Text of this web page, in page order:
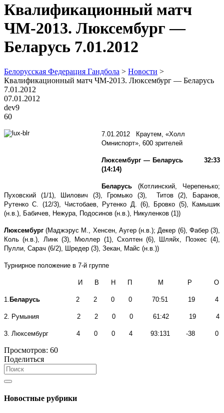
Квалификационный матч
ЧМ-2013. Люксембург —
Беларусь 7.01.2012
Белорусская Федерация Гандбола > Новости >
Квалификационный матч ЧМ-2013. Люксембург — Беларусь
7.01.2012
07.01.2012
dev9
60
7.01.2012 Краутем, «Холл
Омниспорт», 600 зрителей
Люксембург — Беларусь 32:33
(14:14)
Беларусь (Котлинский, Черепенько;
Пуховский (1/1), Шилович (3), Громыко (3), Титов (2), Баранов,
Рутенко С. (12/3), Чистобаев, Рутенко Д. (6), Бровко (5), Камышик
(н.в.), Бабичев, Нежура, Подосинов (н.в.), Никуленков (1))
Люксембург (Маджэрус М., Хенсен, Аугер (н.в.); Декер (6), Фабер (3),
Коль (н.в.), Линк (3), Мюллер (1), Схолтен (6), Шляйх, Поэкес (4),
Пулли, Сарач (6/2), Шредер (3), Зекан, Майс (н.в.))
Турнирное положение в 7-й группе
И В Н П М Р О
1. Беларусь 2 2 0 0 70:51 19 4
2. Румыния 2 2 0 0 61:42 19 4
3. Люксембург 4 0 0 4 93:131 -38 0
Просмотров: 60
Поделиться
Новостные рубрики